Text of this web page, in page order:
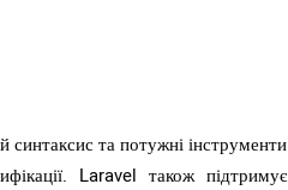
та потужні інструменти
Laravel також підтримує